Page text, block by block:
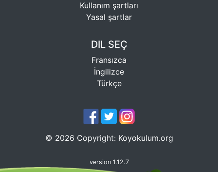
Kullanım şartları
Yasal şartlar
DIL SEÇ
Fransızca
İngilizce
Türkçe
© 2026 Copyright: Koyokulum.org
version 1.12.7